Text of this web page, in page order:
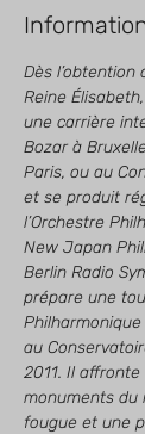
Dès l’obtention
Reine
une carrière
Bozar à
Paris, ou au
et se produit
l’Orchestre
New Japan
Berlin Radio
prépare une
au
2011. Il
monuments du
fougue et une